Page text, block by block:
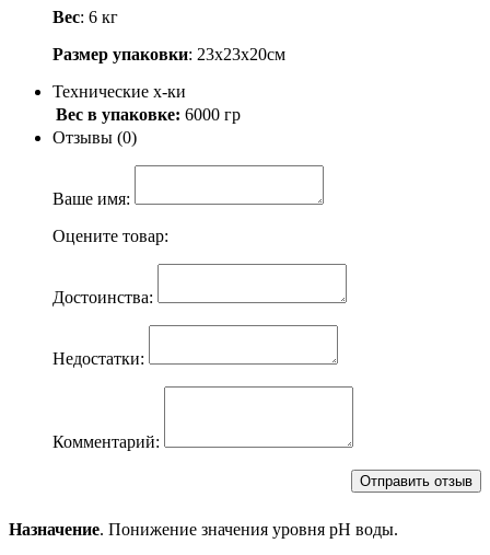
Вес: 6 кг
Размер упаковки: 23х23х20см
Технические х-ки
Вес в упаковке: 6000 гр
Отзывы (0)
Ваше имя:
Оцените товар:
Достоинства:
Недостатки:
Комментарий:
Назначение. Понижение значения уровня рН воды.